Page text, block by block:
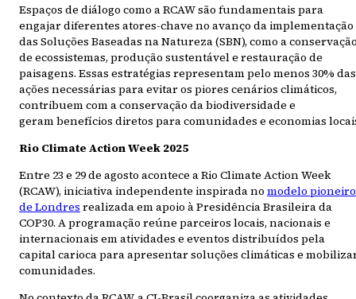
Espaços de diálogo como a RCAW são fundamentais para
engajar diferentes atores-chave no avanço da implementação
das Soluções Baseadas na Natureza (SBN), como a
de ecossistemas, produção sustentável e restauração de
paisagens. Essas estratégias representam pelo menos 30% das
ações necessárias para evitar os piores cenários climáticos,
contribuem com a conservação da biodiversidade e
geram benefícios diretos para comunidades e economias
Rio Climate Action Week 2025
Entre 23 e 29 de agosto acontece a Rio Climate Action Week
(RCAW), iniciativa independente inspirada no modelo pioneiro
de Londres realizada em apoio à Presidência Brasileira da
COP30. A programação reúne parceiros locais, nacionais e
internacionais em atividades e eventos distribuídos pela
capital carioca para apresentar soluções climáticas e
comunidades.